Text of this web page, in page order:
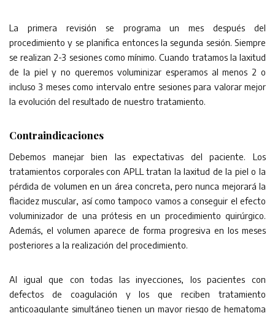
La primera revisión se programa un mes después del
procedimiento y se planifica entonces la segunda sesión. Siempre
se realizan 2-3 sesiones como mínimo. Cuando tratamos la laxitud
de la piel y no queremos voluminizar esperamos al menos 2 o
incluso 3 meses como intervalo entre sesiones para valorar mejor
la evolución del resultado de nuestro tratamiento.
Contraindicaciones
Debemos manejar bien las expectativas del paciente. Los
tratamientos corporales con APLL tratan la laxitud de la piel o la
pérdida de volumen en un área concreta, pero nunca mejorará la
flacidez muscular, así como tampoco vamos a conseguir el efecto
voluminizador de una prótesis en un procedimiento quirúrgico.
Además, el volumen aparece de forma progresiva en los meses
posteriores a la realización del procedimiento.
Al igual que con todas las inyecciones, los pacientes con
defectos de coagulación y los que reciben tratamiento
anticoagulante simultáneo tienen un mayor riesgo de hematoma